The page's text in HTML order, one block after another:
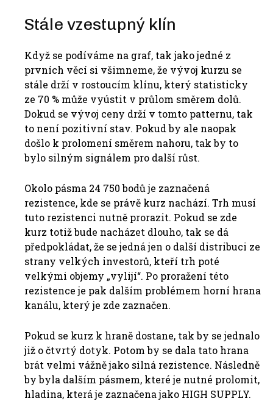
Stále vzestupný klín
Když se podíváme na graf, tak jako jedné z
prvních věcí si všimneme, že vývoj kurzu se
stále drží v rostoucím klínu, který statisticky
ze 70 % může vyústit v průlom směrem dolů.
Dokud se vývoj ceny drží v tomto patternu, tak
to není pozitivní stav. Pokud by ale naopak
došlo k prolomení směrem nahoru, tak by to
bylo silným signálem pro další růst.
Okolo pásma 24 750 bodů je zaznačená
rezistence, kde se právě kurz nachází. Trh musí
tuto rezistenci nutně prorazit. Pokud se zde
kurz totiž bude nacházet dlouho, tak se dá
předpokládat, že se jedná jen o další distribuci ze
strany velkých investorů, kteří trh poté
velkými objemy „vylijí“. Po proražení této
rezistence je pak dalším problémem horní hrana
kanálu, který je zde zaznačen.
Pokud se kurz k hraně dostane, tak by se jednalo
již o čtvrtý dotyk. Potom by se dala tato hrana
brát velmi vážně jako silná rezistence. Následně
by byla dalším pásmem, které je nutné prolomit,
hladina, která je zaznačena jako HIGH SUPPLY.